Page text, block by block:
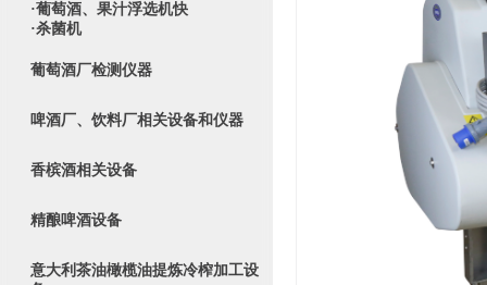
·葡萄酒、果汁浮选机快
·杀菌机
葡萄酒厂检测仪器
啤酒厂、饮料厂相关设备和仪器
香槟酒相关设备
精酿啤酒设备
意大利茶油橄榄油提炼冷榨加工设